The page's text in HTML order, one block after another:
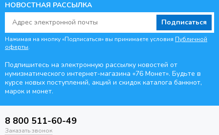
НОВОСТНАЯ РАССЫЛКА
Подписаться
Нажимая на кнопку «Подписаться» вы принимаете условия Публичной
оферты.
Подпишитесь на электронную рассылку новостей от
нумизматического интернет-магазина «76 Монет». Будьте в
курсе новых поступлений, акций и скидок каталога банкнот,
марок и монет.
8 800 511-60-49
Заказать звонок